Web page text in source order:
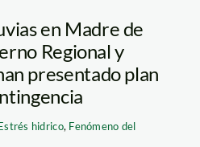
en Madre de
Regional y
presentado plan
hidrico, Fenómeno del